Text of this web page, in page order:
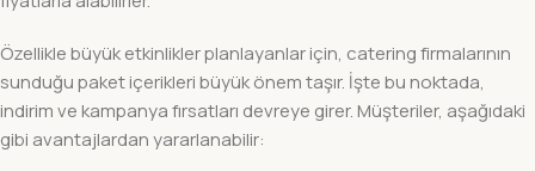
Özellikle büyük etkinlikler planlayanlar için, catering firmalarının
sunduğu paket içerikleri büyük önem taşır. İşte bu noktada,
indirim ve kampanya fırsatları devreye girer. Müşteriler, aşağıdaki
gibi avantajlardan yararlanabilir: